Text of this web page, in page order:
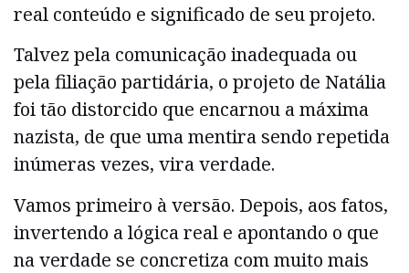
real conteúdo e significado de seu projeto.
Talvez pela comunicação inadequada ou
pela filiação partidária, o projeto de Natália
foi tão distorcido que encarnou a máxima
nazista, de que uma mentira sendo repetida
inúmeras vezes, vira verdade.
Vamos primeiro à versão. Depois, aos fatos,
invertendo a lógica real e apontando o que
na verdade se concretiza com muito mais